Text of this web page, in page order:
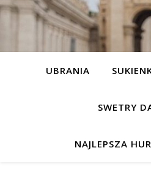
UBRANIA
SWETRY
NAJLEPSZA